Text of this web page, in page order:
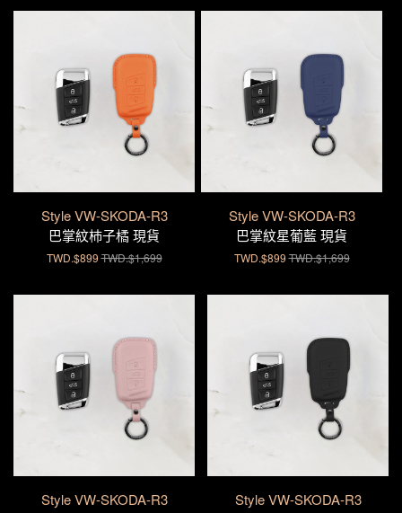
Style VW-SKODA-R3
巴掌紋杮子橘 現貨
TWD.$899 TWD.$1,699
Style VW-SKODA-R3
巴掌紋星葡藍 現貨
TWD.$899 TWD.$1,699
Style VW-SKODA-R3
Style VW-SKODA-R3